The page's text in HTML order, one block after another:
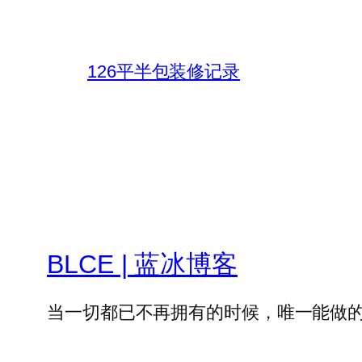
126平半包装修记录
BLCE | 蓝冰博客
当一切都已不再拥有的时候，唯一能做